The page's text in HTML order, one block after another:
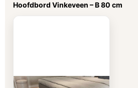
Hoofdbord Vinkeveen –B 80 cm
Voetbord